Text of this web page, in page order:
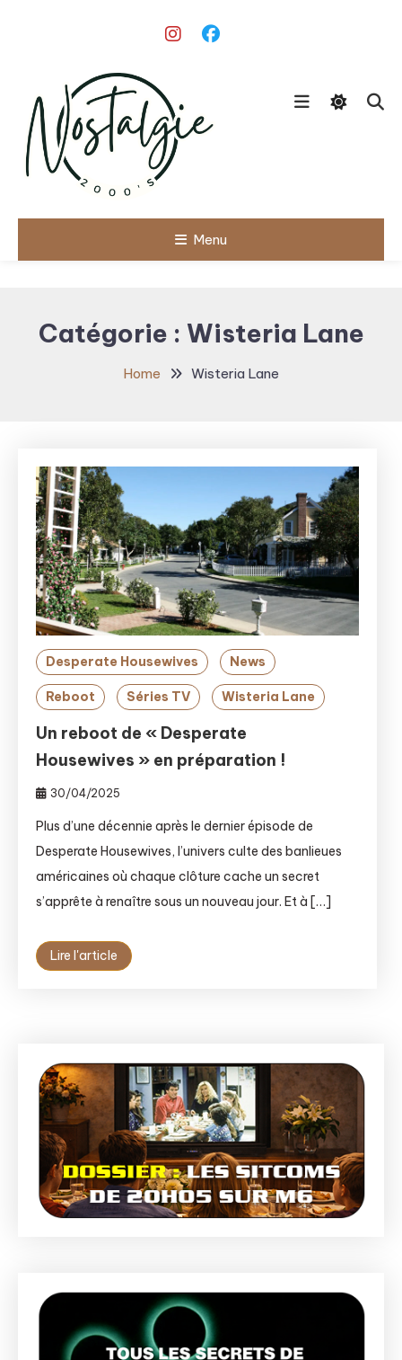
Nostalgie
Menu
Catégorie : Wisteria Lane
Home Wisteria Lane
Desperate Housewives News
Reboot Séries TV Wisteria Lane
Un reboot de « Desperate
Housewives » en préparation !
30/04/2025
Plus d’une décennie après le dernier épisode de
Desperate Housewives, l’univers culte des banlieues
américaines où chaque clôture cache un secret
s’apprête à renaître sous un nouveau jour. Et à […]
Lire l'article